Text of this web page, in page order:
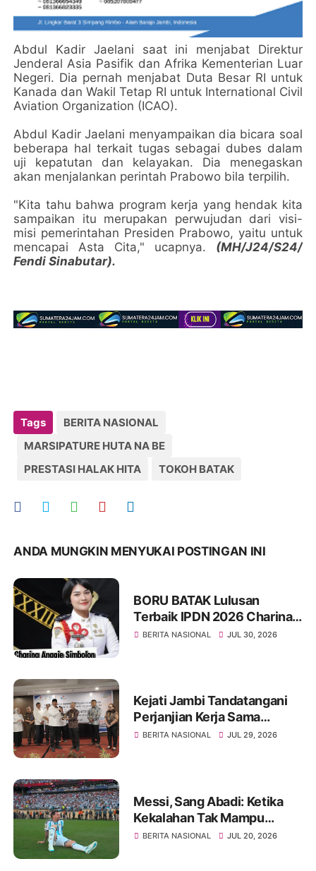
Abdul Kadir Jaelani saat ini menjabat Direktur
Jenderal Asia Pasifik dan Afrika Kementerian Luar
Negeri. Dia pernah menjabat Duta Besar RI untuk
Kanada dan Wakil Tetap RI untuk International Civil
Aviation Organization (ICAO).
Abdul Kadir Jaelani menyampaikan dia bicara soal
beberapa hal terkait tugas sebagai dubes dalam
uji kepatutan dan kelayakan. Dia menegaskan
akan menjalankan perintah Prabowo bila terpilih.
"Kita tahu bahwa program kerja yang hendak kita
sampaikan itu merupakan perwujudan dari visi-
misi pemerintahan Presiden Prabowo, yaitu untuk
mencapai Asta Cita," ucapnya. (MH/J24/S24/
Fendi Sinabutar).
Tags
BERITA NASIONAL
MARSIPATURE HUTA NA BE
PRESTASI HALAK HITA
TOKOH BATAK
ANDA MUNGKIN MENYUKAI POSTINGAN INI
BORU BATAK Lulusan
Terbaik IPDN 2026 Charina
Anggie Simbolon Asal
BERITA NASIONAL JUL 30, 2026
Kejati Jambi Tandatangani
Perjanjian Kerja Sama
Dengan PT Pertamina EP,
BERITA NASIONAL JUL 29, 2026
Messi, Sang Abadi: Ketika
Kekalahan Tak Mampu
Menghapus Keagungan
BERITA NASIONAL JUL 20, 2026